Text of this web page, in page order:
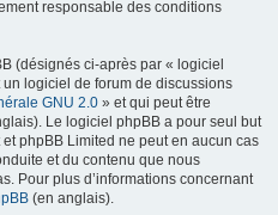
responsable des conditions
(désignés ci-après par « logiciel
logiciel de forum de discussions
GNU 2.0 » et qui peut être
Le logiciel phpBB a pour seul but
phpBB Limited ne peut en aucun cas
et du contenu que nous
Pour plus d’informations concernant
(en anglais).